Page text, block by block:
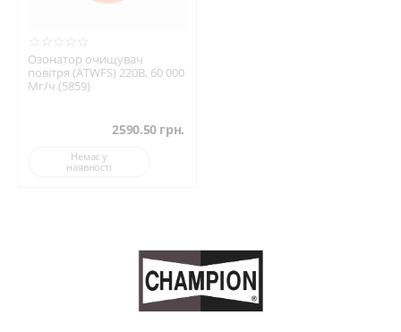
Озонатор очищувач
повітря (ATWFS) 220В, 60 000
Мг/ч (5859)
2590.50 грн.
Немає у
наявності